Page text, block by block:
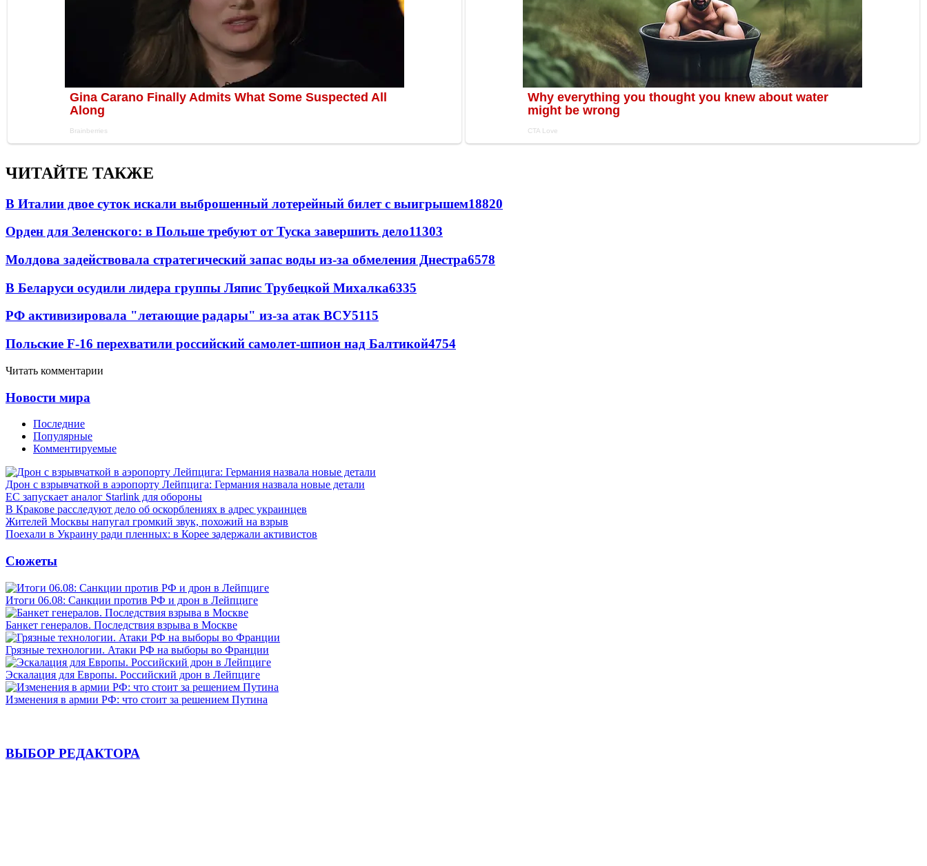
ЧИТАЙТЕ ТАКЖЕ
В Италии двое суток искали выброшенный лотерейный билет с выигрышем18820
Орден для Зеленского: в Польше требуют от Туска завершить дело11303
Молдова задействовала стратегический запас воды из-за обмеления Днестра6578
В Беларуси осудили лидера группы Ляпис Трубецкой Михалка6335
РФ активизировала "летающие радары" из-за атак ВСУ5115
Польские F-16 перехватили российский самолет-шпион над Балтикой4754
Читать комментарии
Новости мира
Последние
Популярные
Комментируемые
Дрон с взрывчаткой в аэропорту Лейпцига: Германия назвала новые детали
ЕС запускает аналог Starlink для обороны
В Кракове расследуют дело об оскорблениях в адрес украинцев
Жителей Москвы напугал громкий звук, похожий на взрыв
Поехали в Украину ради пленных: в Корее задержали активистов
Сюжеты
Итоги 06.08: Санкции против РФ и дрон в Лейпциге
Банкет генералов. Последствия взрыва в Москве
Грязные технологии. Атаки РФ на выборы во Франции
Эскалация для Европы. Российский дрон в Лейпциге
Изменения в армии РФ: что стоит за решением Путина
ВЫБОР РЕДАКТОРА